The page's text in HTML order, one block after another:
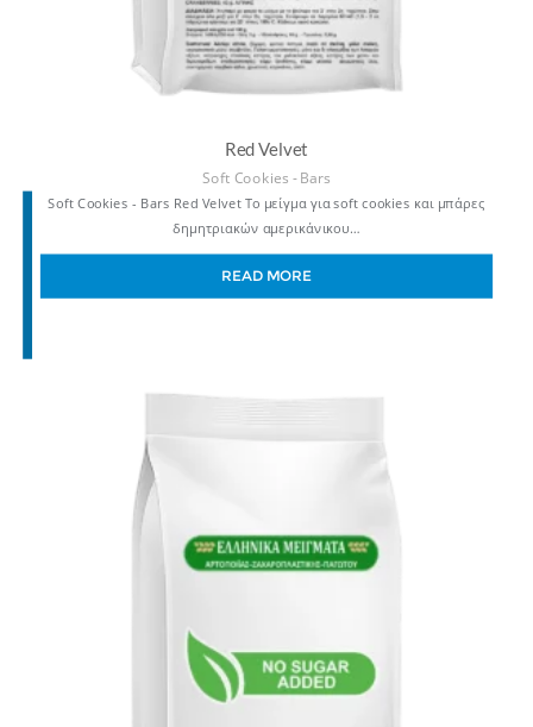
Red Velvet
Soft Cookies - Bars
Soft Cookies - Bars Red Velvet Το μείγμα για soft cookies και μπάρες
δημητριακών αμερικάνικου…
READ MORE